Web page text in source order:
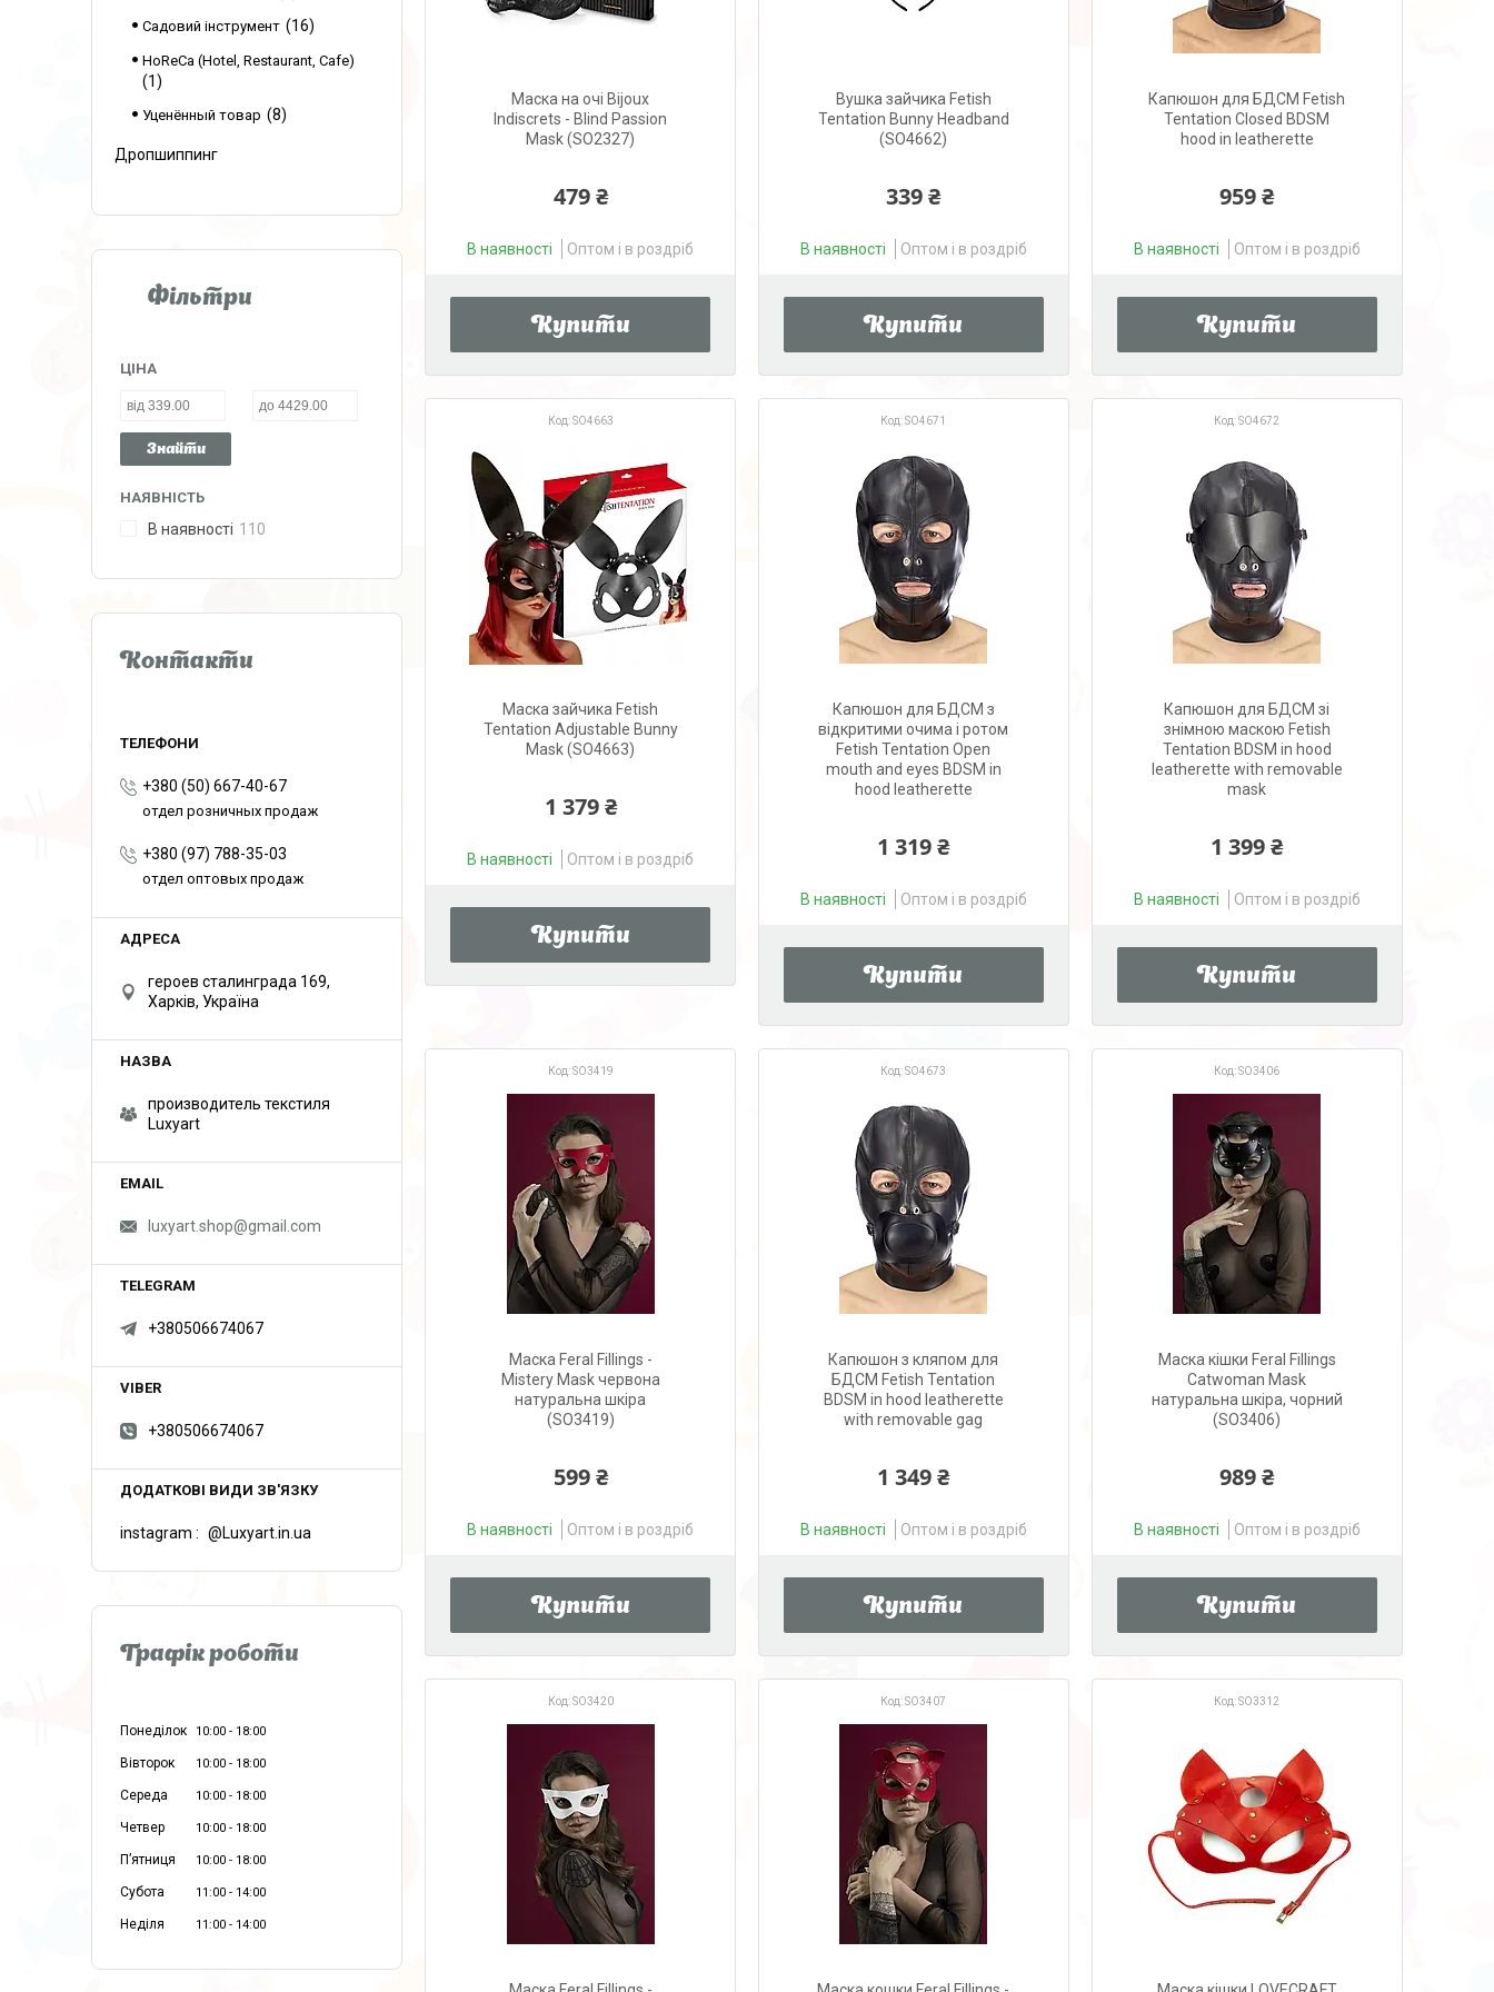
Маска на очі Bijoux
Indiscrets - Blind Passion
Mask (SO2327)
479 ₴
В наявності Оптом і в роздріб
Купити
Вушка зайчика Fetish
Tentation Bunny Headband
(SO4662)
339 ₴
В наявності Оптом і в роздріб
Купити
Капюшон для БДСМ Fetish
Tentation Closed BDSM
hood in leatherette
959 ₴
В наявності Оптом і в роздріб
Купити
SO4663
Маска зайчика Fetish
Tentation Adjustable Bunny
Mask (SO4663)
1 379 ₴
В наявності Оптом і в роздріб
Купити
SO4671
Капюшон для БДСМ з
відкритими очима і ротом
Fetish Tentation Open
mouth and eyes BDSM in
hood leatherette
1 319 ₴
В наявності Оптом і в роздріб
Купити
SO4672
Капюшон для БДСМ зі
знімною маскою Fetish
Tentation BDSM in hood
leatherette with removable
mask
1 399 ₴
В наявності Оптом і в роздріб
Купити
SO3419
Маска Feral Fillings -
Mistery Mask червона
натуральна шкіра
(SO3419)
599 ₴
В наявності Оптом і в роздріб
Купити
SO4673
Капюшон з кляпом для
БДСМ Fetish Tentation
BDSM in hood leatherette
with removable gag
1 349 ₴
В наявності Оптом і в роздріб
Купити
SO3406
Маска кішки Feral Fillings
Catwoman Mask
натуральна шкіра, чорний
(SO3406)
989 ₴
В наявності Оптом і в роздріб
Купити
SO3420 SO3407 SO3312
Садовий інструмент 16
HoReCa (Hotel, Restaurant, Cafe)
1
Уценённый товар 8
Дропшиппинг
Фільтри
ЦІНА
Знайти
НАЯВНІСТЬ
В наявності 110
Контакти
+380 (50) 667-40-67
отдел розничных продаж
+380 (97) 788-35-03
отдел оптовых продаж
героев сталинграда 169,
Харків, Україна
производитель текстиля
Luxyart
luxyart.shop@gmail.com
+380506674067
+380506674067
instagram @Luxyart.in.ua
Графік роботи
Понеділок 10:00 18:00
Вівторок 10:00 18:00
Середа 10:00 18:00
Четвер 10:00 18:00
Пʼятниця 10:00 18:00
Субота 11:00 14:00
Неділя 11:00 14:00